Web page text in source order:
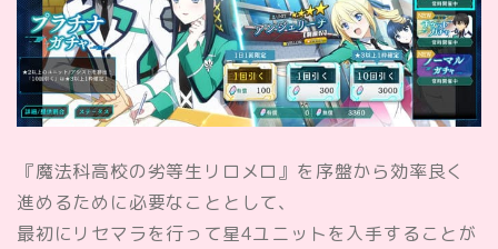
『魔法科高校の劣等生リロメロ』を序盤から効率良く
進めるために必要なこととして、
最初にリセマラを行って星4ユニットを入手することが